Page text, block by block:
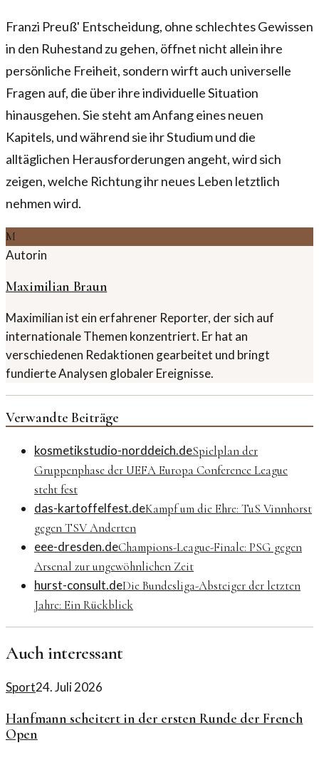
Franzi Preuß' Entscheidung, ohne schlechtes Gewissen
in den Ruhestand zu gehen, öffnet nicht allein ihre
persönliche Freiheit, sondern wirft auch universelle
Fragen auf, die über ihre individuelle Situation
hinausgehen. Sie steht am Anfang eines neuen
Kapitels, und während sie ihr Studium und die
alltäglichen Herausforderungen angeht, wird sich
zeigen, welche Richtung ihr neues Leben letztlich
nehmen wird.
M
Autorin
Maximilian Braun
Maximilian ist ein erfahrener Reporter, der sich auf
internationale Themen konzentriert. Er hat an
verschiedenen Redaktionen gearbeitet und bringt
fundierte Analysen globaler Ereignisse.
Verwandte Beiträge
kosmetikstudio-norddeich.deSpielplan der
Gruppenphase der UEFA Europa Conference League
steht fest
das-kartoffelfest.deKampf um die Ehre: TuS Vinnhorst
gegen TSV Anderten
eee-dresden.deChampions-League-Finale: PSG gegen
Arsenal zur ungewöhnlichen Zeit
hurst-consult.deDie Bundesliga-Absteiger der letzten
Jahre: Ein Rückblick
Auch interessant
Sport24. Juli 2026
Hanfmann scheitert in der ersten Runde der French
Open